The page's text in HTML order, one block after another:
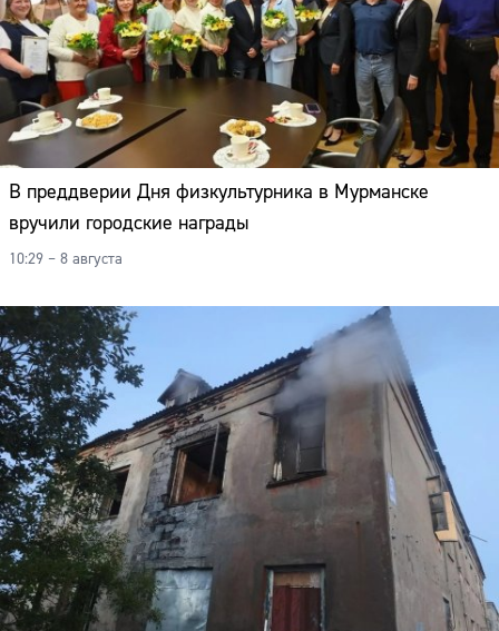
В преддверии Дня физкультурника в Мурманске
вручили городские награды
10:29 – 8 августа